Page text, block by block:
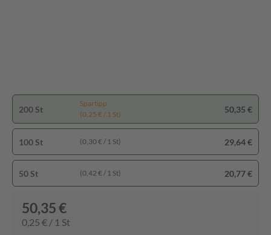
200 St
Spartipp
(0,25 € / 1 St)
50,35 €
100 St (0,30 € / 1 St) 29,64 €
50 St (0,42 € / 1 St) 20,77 €
50,35 €
0,25 € / 1 St